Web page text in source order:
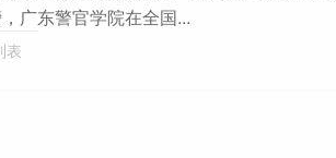
广东警官学院在全国...
表